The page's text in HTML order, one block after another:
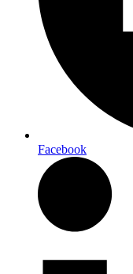
Facebook